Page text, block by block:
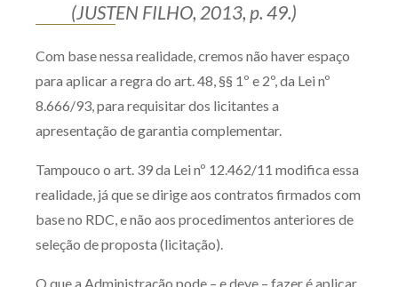
(JUSTEN FILHO, 2013, p. 49.)
Com base nessa realidade, cremos não haver espaço
para aplicar a regra do art. 48, §§ 1º e 2º, da Lei nº
8.666/93, para requisitar dos licitantes a
apresentação de garantia complementar.
Tampouco o art. 39 da Lei nº 12.462/11 modifica essa
realidade, já que se dirige aos contratos firmados com
base no RDC, e não aos procedimentos anteriores de
seleção de proposta (licitação).
O que a Administração pode – e deve – fazer é aplicar